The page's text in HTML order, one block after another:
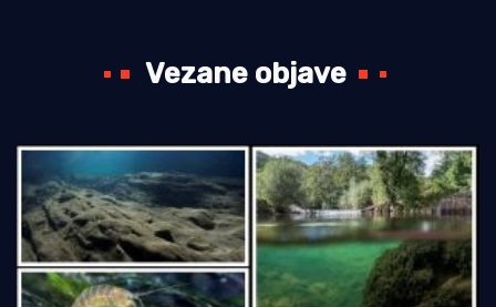
Vezane objave